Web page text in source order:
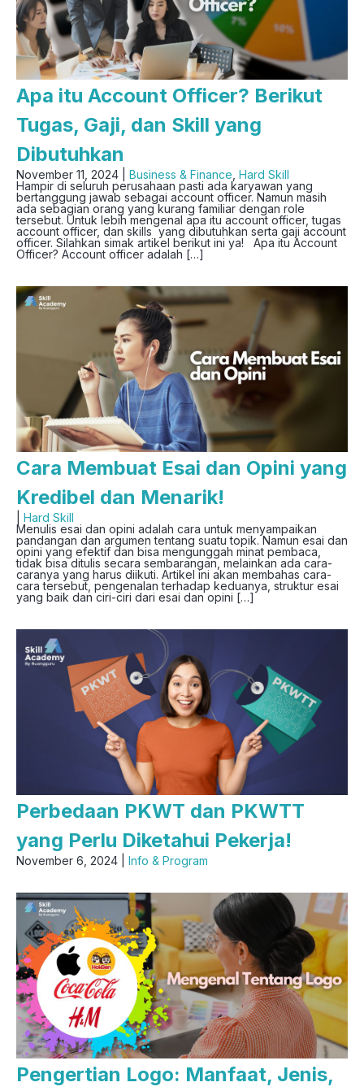
Apa itu Account Officer? Berikut
Tugas, Gaji, dan Skill yang
Dibutuhkan
November 11, 2024 | Business & Finance Hard Skill
Hampir di seluruh perusahaan pasti ada karyawan yang
bertanggung jawab sebagai account officer. Namun masih
ada sebagian orang yang kurang familiar dengan role
tersebut. Untuk lebih mengenal apa itu account officer, tugas
account officer, dan skills yang dibutuhkan serta gaji account
officer. Silahkan simak artikel berikut ini ya! Apa itu Account
Officer? Account officer adalah […]
Cara Membuat Esai dan Opini yang
Kredibel dan Menarik!
Hard Skill
Menulis esai dan opini adalah cara untuk menyampaikan
pandangan dan argumen tentang suatu topik. Namun esai dan
opini yang efektif dan bisa mengunggah minat pembaca,
tidak bisa ditulis secara sembarangan, melainkan ada cara-
caranya yang harus diikuti. Artikel ini akan membahas cara-
cara tersebut, pengenalan terhadap keduanya, struktur esai
yang baik dan ciri-ciri dari esai dan opini […]
Perbedaan PKWT dan PKWTT
yang Perlu Diketahui Pekerja!
November 6, 2024 | Info & Program
Pengertian Logo: Manfaat, Jenis,